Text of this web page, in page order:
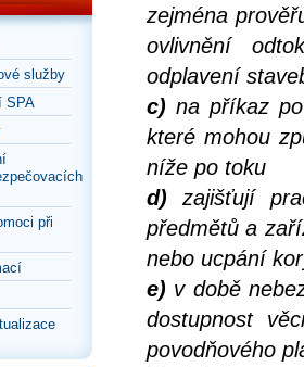
služby
SPA
při
zejména
ovlivnění
odplavení
c) na příkaz
které mohou
níže po toku
d) zajišťují
předmětů a
nebo ucpání
e) v době
dostupnost
povodňového